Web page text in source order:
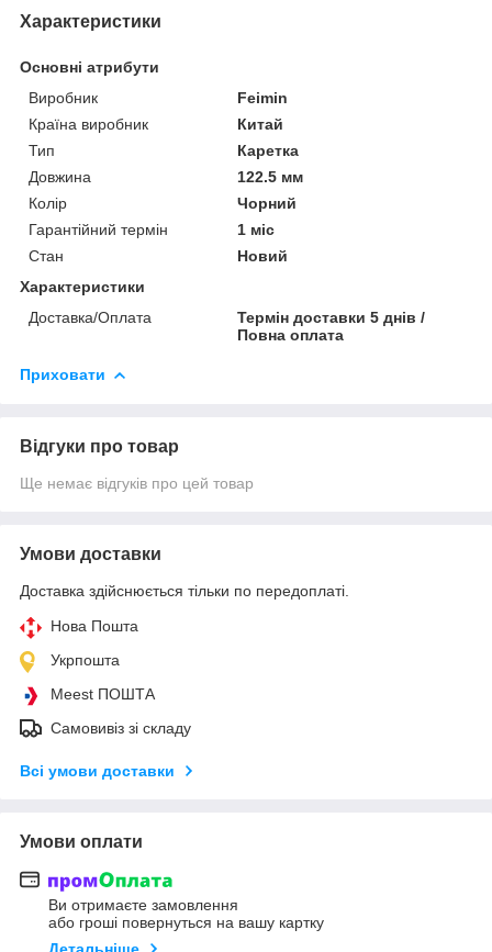
Характеристики
Основні атрибути
Виробник
Feimin
Країна виробник
Китай
Тип
Каретка
Довжина
122.5 мм
Колір
Чорний
Гарантійний термін
1 міс
Стан
Новий
Характеристики
Доставка/Оплата
Термін доставки 5 днів /
Повна оплата
Приховати
Відгуки про товар
Ще немає відгуків про цей товар
Умови доставки
Доставка здійснюється тільки по передоплаті.
Нова Пошта
Укрпошта
Meest ПОШТА
Самовивіз зі складу
Всі умови доставки
Умови оплати
Ви отримаєте замовлення
або гроші повернуться на вашу картку